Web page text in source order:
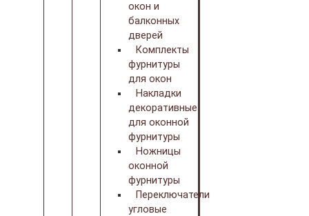
окон и
балконных
дверей
Комплекты
фурнитуры
для окон
Накладки
декоративные
для оконной
фурнитуры
Ножницы
оконной
фурнитуры
Переключатели
угловые